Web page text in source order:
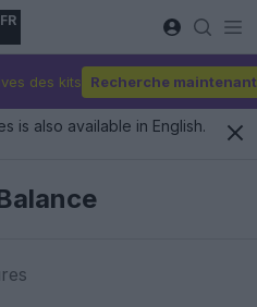
FR
des kits Recherche maintenant
is also available in English.